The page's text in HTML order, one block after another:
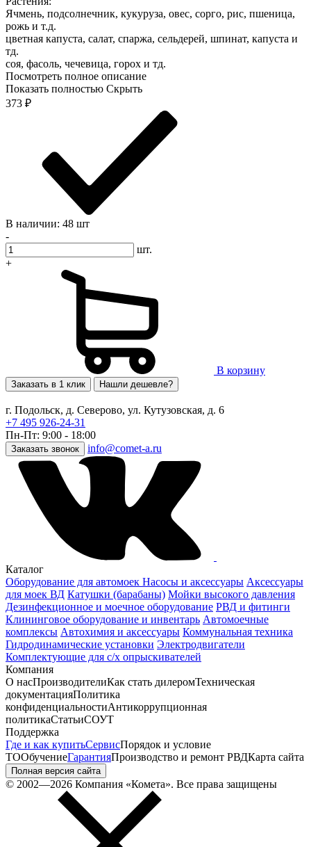
Ячмень, подсолнечник, кукуруза, овес, сорго, рис, пшеница,
рожь и т.д.
цветная капуста, салат, спаржа, сельдерей, шпинат, капуста и
тд.
соя, фасоль, чечевица, горох и тд.
Посмотреть полное описание
Показать полностью Скрыть
373 ₽
В наличии: 48 шт
-
шт.
+
В корзину
Заказать в 1 клик Нашли дешевле?
г. Подольск, д. Северово, ул. Кутузовская, д. 6
+7 495 926-24-31
Пн-Пт: 9:00 - 18:00
Заказать звонок info@comet-a.ru
Каталог
Оборудование для автомоек Насосы и аксессуары Аксессуары
для моек ВД Катушки (барабаны) Мойки высокого давления
Дезинфекционное и моечное оборудование РВД и фитинги
Клининговое оборудование и инвентарь Автомоечные
комплексы Автохимия и аксессуары Коммунальная техника
Гидродинамические установки Электродвигатели
Комплектующие для с/х опрыскивателей
Компания
О насПроизводителиКак стать дилеромТехническая
документацияПолитика
конфиденциальностиАнтикоррупционная
политикаСтатьиСОУТ
Поддержка
Где и как купитьСервисПорядок и условие
ТООбучениеГарантияПроизводство и ремонт РВДКарта сайта
Полная версия сайта
© 2002—2026 Компания «Комета». Все права защищены